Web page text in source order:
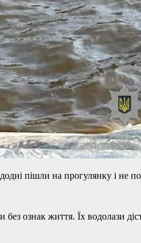
пішли на прогулянку і не
ознак життя. Їх водолази